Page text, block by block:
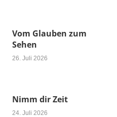
Vom Glauben zum
Sehen
26. Juli 2026
Nimm dir Zeit
24. Juli 2026